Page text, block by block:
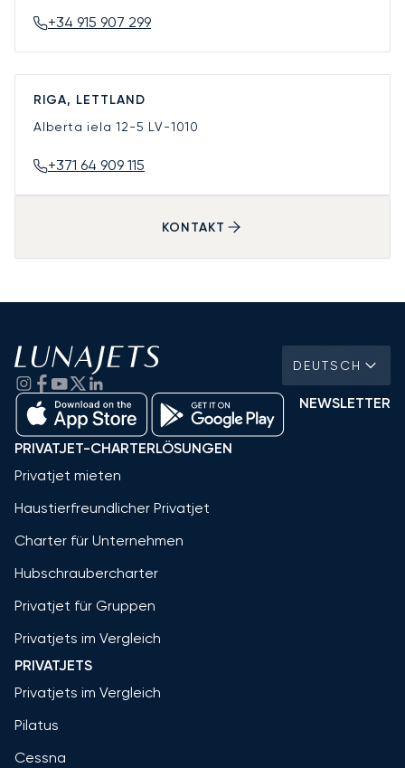
+34 915 907 299
RIGA, LETTLAND
Alberta iela 12-5 LV-1010
+371 64 909 115
KONTAKT
DEUTSCH
NEWSLETTER
PRIVATJET-CHARTERLÖSUNGEN
Privatjet mieten
Haustierfreundlicher Privatjet
Charter für Unternehmen
Hubschraubercharter
Privatjet für Gruppen
Privatjets im Vergleich
PRIVATJETS
Privatjets im Vergleich
Pilatus
Cessna